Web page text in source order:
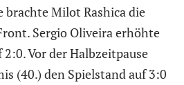
Milot Rashica die
Sergio Oliveira erhöhte
Vor der Halbzeitpause
(40.) den Spielstand auf 3:0